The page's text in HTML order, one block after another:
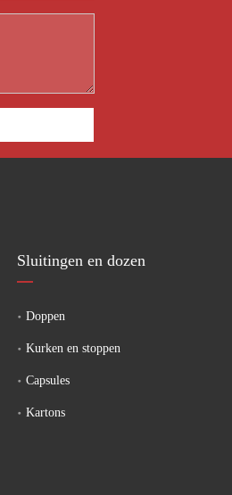
Sluitingen en dozen
Doppen
Kurken en stoppen
Capsules
Kartons